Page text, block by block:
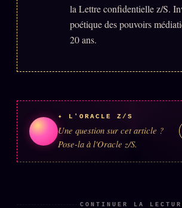
z/S SYSTEMS
GENERIC ARCHITECTS
SMK Manifeste
Gossip Manifeste
Gossip Pacte
Prophétie confirmée
la Lettre confidentielle z/S.
poétique des pouvoirs
20 ans.
✦ L'ORACLE Z/S
Une question sur cet article ?
Pose-la à l'Oracle z/S.
CONTINUER LA